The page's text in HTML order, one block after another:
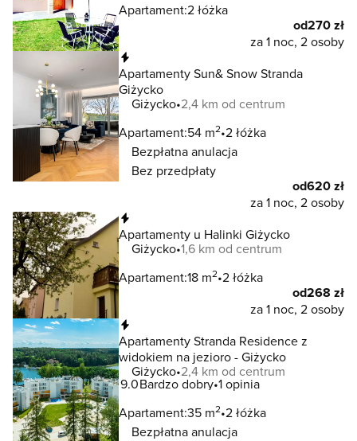
Apartament:2 łóżka
od270 zł
za 1 noc, 2 osoby
Apartamenty Sun& Snow Stranda
Giżycko
Giżycko 2,4 km od centrum
Apartament:54 m2 2 łóżka
Bezpłatna anulacja
Bez przedpłaty
od620 zł
za 1 noc, 2 osoby
Apartamenty u Halinki Giżycko
Giżycko 1,6 km od centrum
Apartament:18 m2 2 łóżka
od268 zł
za 1 noc, 2 osoby
Apartamenty Stranda Residence z
widokiem na jezioro - Giżycko
Giżycko 2,4 km od centrum
9.0Bardzo dobry 1 opinia
Apartament:35 m2 2 łóżka
Bezpłatna anulacja